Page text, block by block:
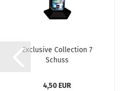
Exclusive Collection 7
Schuss
4,50 EUR